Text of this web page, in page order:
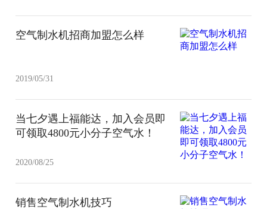
空气制水机招商加盟怎么样
2019/05/31
当七夕遇上福能达，加入会员即
可领取4800元小分子空气水！
2020/08/25
销售空气制水机技巧